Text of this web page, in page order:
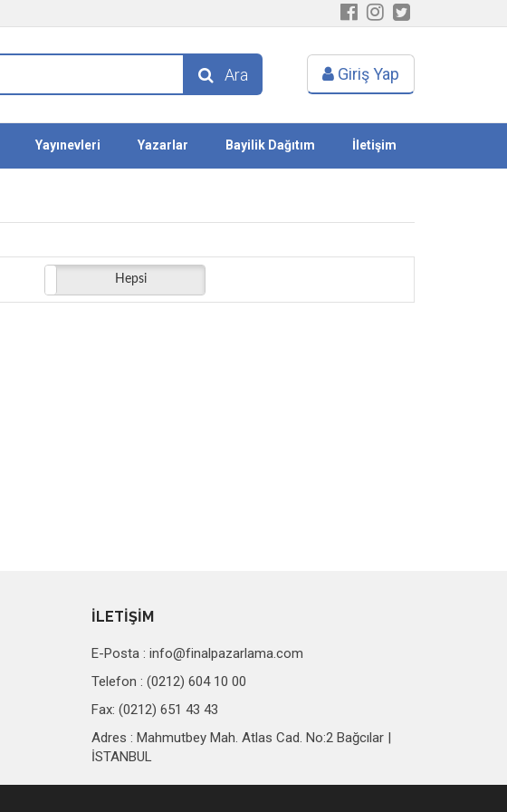
Ara Giriş Yap
Yayınevleri Yazarlar Bayilik Dağıtım İletişim
Hepsi
İLETİŞİM
E-Posta :info@finalpazarlama.com
Telefon : (0212) 604 10 00
Fax: (0212) 651 43 43
Adres : Mahmutbey Mah. Atlas Cad. No:2 Bağcılar |
İSTANBUL